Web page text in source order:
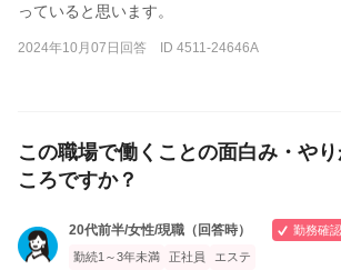
っていると思います。
2024年10月07日回答 ID 4511-24646A
この職場で働くことの面白み・や
ころですか？
20代前半/女性/現職（回答時）
勤務確
勤続1～3年未満
正社員 エステ